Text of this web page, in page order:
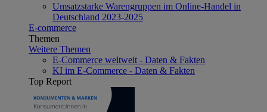
Umsatzstarke Warengruppen im Online-Handel in
Deutschland 2023-2025
E-commerce
Themen
Weitere Themen
E-Commerce weltweit - Daten & Fakten
KI im E-Commerce - Daten & Fakten
Top Report